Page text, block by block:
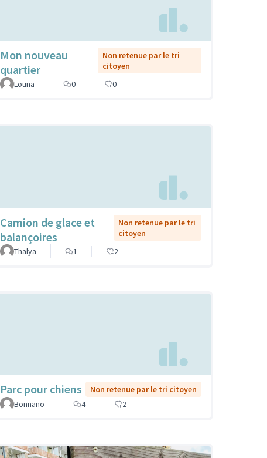
Mon nouveau
quartier
Non retenue par le tri
citoyen
Louna
0 0
Camion de glace et
balançoires
Non retenue par le tri
citoyen
Thalya
1 2
Parc pour chiens
Non retenue par le tri citoyen
Bonnano
4 2